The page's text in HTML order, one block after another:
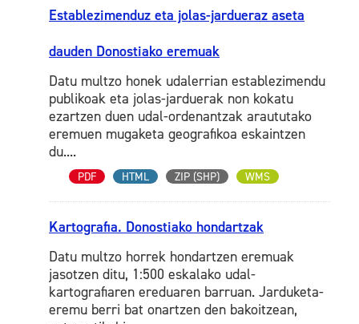
Establezimenduz eta jolas-jardueraz aseta
dauden Donostiako eremuak
Datu multzo honek udalerrian establezimendu
publikoak eta jolas-jarduerak non kokatu
ezartzen duen udal-ordenantzak araututako
eremuen mugaketa geografikoa eskaintzen
du....
PDF HTML ZIP (SHP) WMS
Kartografia. Donostiako hondartzak
Datu multzo horrek hondartzen eremuak
jasotzen ditu, 1:500 eskalako udal-
kartografiaren ereduaren barruan. Jarduketa-
eremu berri bat onartzen den bakoitzean,